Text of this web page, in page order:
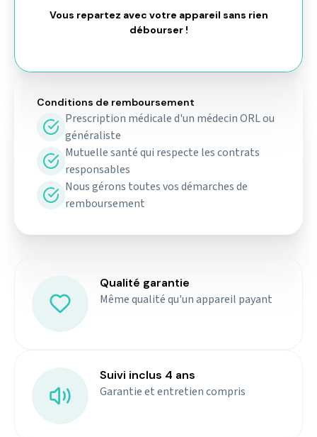
Vous repartez avec votre appareil sans rien
débourser !
Conditions de remboursement
Prescription médicale d'un médecin ORL ou
généraliste
Mutuelle santé qui respecte les contrats
responsables
Nous gérons toutes vos démarches de
remboursement
Qualité garantie
Même qualité qu'un appareil payant
Suivi inclus 4 ans
Garantie et entretien compris